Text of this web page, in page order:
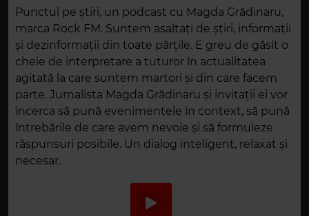
Punctul pe știri, un podcast cu Magda Grădinaru,
marca Rock FM. Suntem asaltați de știri, informații
și dezinformații din toate părțile. E greu de găsit o
cheie de interpretare a tuturor în actualitatea
agitată la care suntem martori și din care facem
parte. Jurnalista Magda Grădinaru și invitații ei vor
încerca să pună evenimentele în context, să pună
întrebările de care avem nevoie și să formuleze
răspunsuri posibile. Un dialog inteligent, relaxat și
necesar.